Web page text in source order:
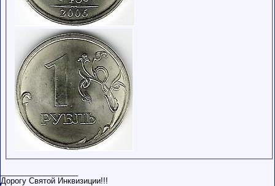
Дорогу Святой Инквизиции!!!